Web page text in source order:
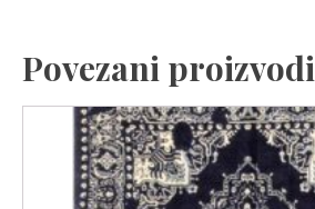
Povezani proizvodi